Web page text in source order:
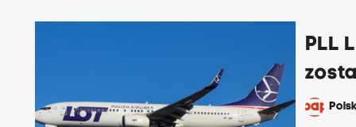
PLL